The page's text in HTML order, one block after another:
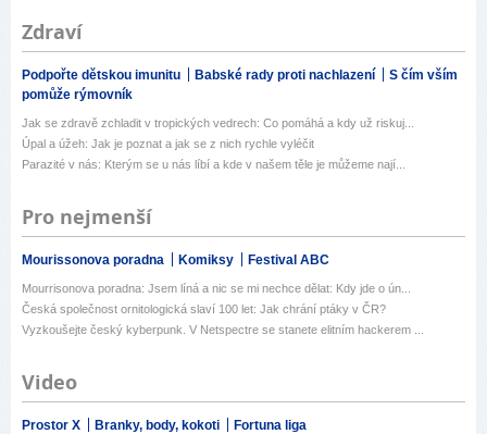
Zdraví
Podpořte dětskou imunitu Babské rady proti nachlazení
S čím vším
pomůže rýmovník
Jak se zdravě zchladit v tropických vedrech: Co pomáhá a kdy už riskuj...
Úpal a úžeh: Jak je poznat a jak se z nich rychle vyléčit
Parazité v nás: Kterým se u nás líbí a kde v našem těle je můžeme nají...
Pro nejmenší
Mourissonova poradna Komiksy Festival ABC
Mourrisonova poradna: Jsem líná a nic se mi nechce dělat: Kdy jde o ún...
Česká společnost ornitologická slaví 100 let: Jak chrání ptáky v ČR?
Vyzkoušejte český kyberpunk. V Netspectre se stanete elitním hackerem ...
Video
Prostor X Branky, body, kokoti Fortuna liga